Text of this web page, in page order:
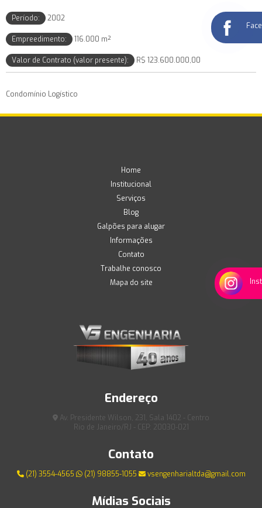
Período: 2002
Empreedimento: 116.000 m²
Valor de Contrato (valor presente): R$ 123.600.000,00
Condomínio Logístico
Home
Institucional
Serviços
Blog
Galpões para alugar
Informações
Contato
Trabalhe conosco
Mapa do site
Endereço
Av. Presidente Wilson, 231, Sala 1402 - Centro
Rio de Janeiro/RJ - CEP: 20030-021
Contato
(21) 3554-4565 (21) 98855-1055 vsengenharialtda@gmail.com
Mídias Sociais